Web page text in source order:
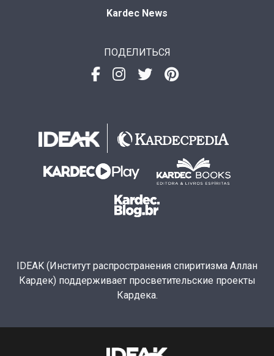
Kardec News
ПОДЕЛИТЬСЯ
IDEAK (Институт распространения спиритизма Аллан
Кардек) поддерживает просветительские проекты
Кардека.